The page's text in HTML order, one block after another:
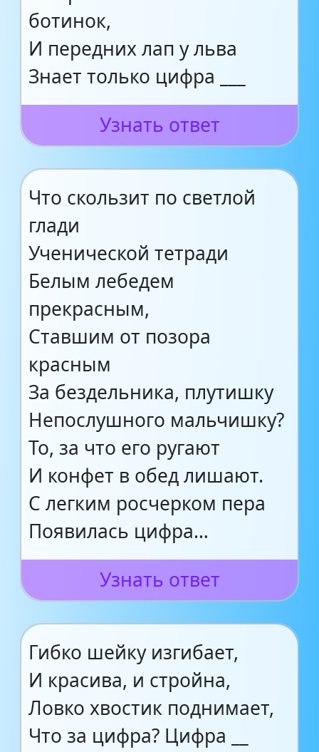
ботинок,
И передних лап у льва
Знает только цифра ___
Узнать ответ
Что скользит по светлой
глади
Ученической тетради
Белым лебедем
прекрасным,
Ставшим от позора
красным
За бездельника, плутишку
Непослушного мальчишку?
То, за что его ругают
И конфет в обед лишают.
С легким росчерком пера
Появилась цифра…
Узнать ответ
Гибко шейку изгибает,
И красива, и стройна,
Ловко хвостик поднимает,
Что за цифра? Цифра __